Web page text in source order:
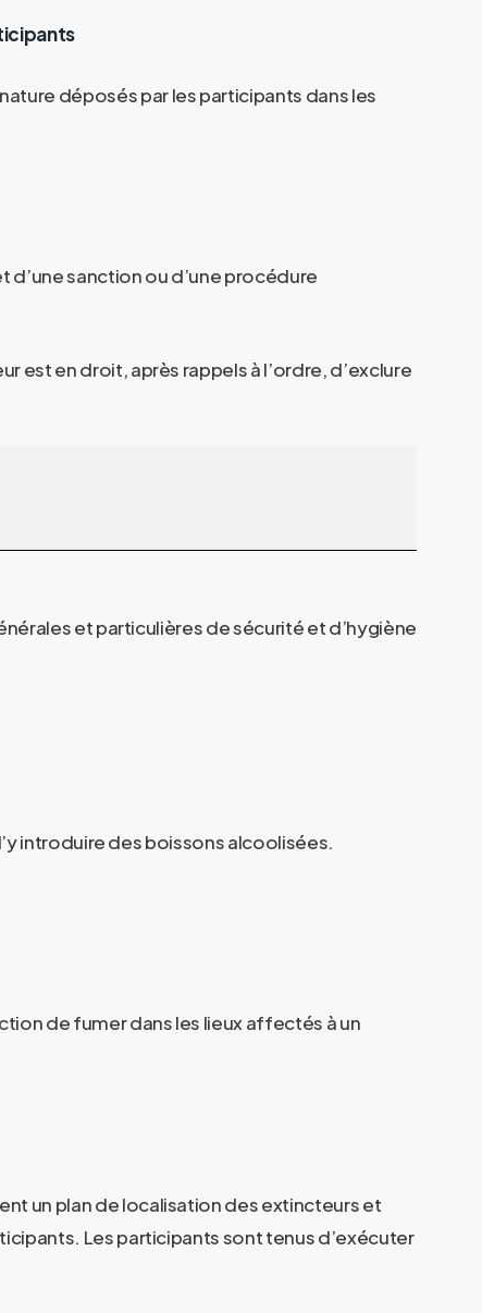
déposés par les participants dans les
sanction ou d’une procédure
est en droit, après rappels à l’ordre, d’exclure
et particulières de sécurité et d’hygiène
introduire des boissons alcoolisées.
de fumer dans les lieux affectés à un
un plan de localisation des extincteurs et
Les participants sont tenus d’exécuter